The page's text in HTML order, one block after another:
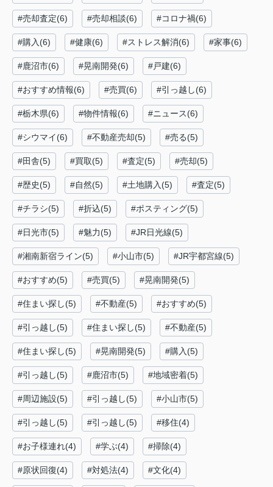
#売却査定(6) #売却相談(6) #コロナ禍(6)
#購入(6) #健康(6) #ストレス解消(6) #家事(6)
#鹿沼市(6) #晃南開発(6) #戸建(6)
#おすすめ情報(6) #売買(6) #引っ越し(6)
#栃木県(6) #物件情報(6) #ニュース(6)
#シウマイ(6) #不動産売却(5) #売る(5)
#田舎(5) #買取(5) #査定(5) #売却(5)
#歴史(5) #自然(5) #土地購入(5) #査定(5)
#チラシ(5) #折込(5) #ポスティング(5)
#日光市(5) #魅力(5) #JR日光線(5)
#湘南新宿ライン(5) #小山市(5) #JR宇都宮線(5)
#おすすめ(5) #売買(5) #晃南開発(5)
#住まい探し(5) #不動産(5) #おすすめ(5)
#引っ越し(5) #住まい探し(5) #不動産(5)
#住まい探し(5) #晃南開発(5) #購入(5)
#引っ越し(5) #鹿沼市(5) #地域密着(5)
#周辺施設(5) #引っ越し(5) #小山市(5)
#引っ越し(5) #引っ越し(5) #移住(4)
#お子様連れ(4) #学ぶ(4) #掃除(4)
#原状回復(4) #対処法(4) #文化(4)